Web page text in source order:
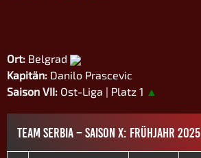
Ort: Belgrad
Kapitän: Danilo Prascevic
Saison VII: Ost-Liga | Platz 1 ▲
TEAM SERBIA – SAISON X: FRÜHJAHR 2025